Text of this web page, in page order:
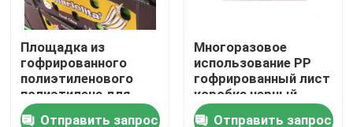
Домой
Продукты
Видеозаписи
Площадка из
гофрированного
полиэтиленового
полиэтилена для
овощеводства и
Отправить запрос
Многоразовое
использование PP
гофрированный лист
коробка черный
белый
Отправить запрос